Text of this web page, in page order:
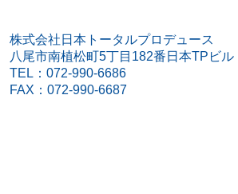
株式会社日本トータルプロデュース
八尾市南植松町5丁目182番日本TPビル
TEL：072-990-6686
FAX：072-990-6687